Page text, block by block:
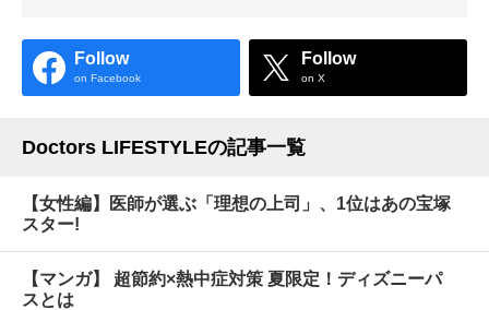
Follow
on Facebook
Follow
on X
Doctors LIFESTYLEの記事一覧
【女性編】医師が選ぶ「理想の上司」、1位はあの宝塚
スター!
【マンガ】 超節約×熱中症対策 夏限定！ディズニーパ
スとは